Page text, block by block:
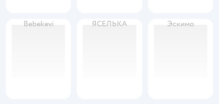
Bebekevi ЯСЕЛЬКА Эскимо